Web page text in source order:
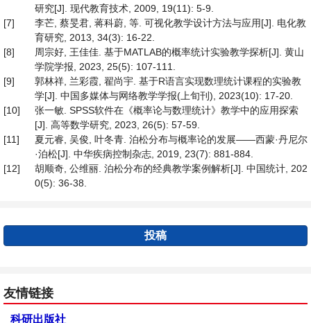
研究[J]. 现代教育技术, 2009, 19(11): 5-9.
[7]
李芒, 蔡旻君, 蒋科蔚, 等. 可视化教学设计方法与应用[J]. 电化教
育研究, 2013, 34(3): 16-22.
[8]
周宗好, 王佳佳. 基于MATLAB的概率统计实验教学探析[J]. 黄山
学院学报, 2023, 25(5): 107-111.
[9]
郭林祥, 兰彩霞, 翟尚宇. 基于R语言实现数理统计课程的实验教
学[J]. 中国多媒体与网络教学学报(上旬刊), 2023(10): 17-20.
[10]
张一敏. SPSS软件在《概率论与数理统计》教学中的应用探索
[J]. 高等数学研究, 2023, 26(5): 57-59.
[11]
夏元睿, 吴俊, 叶冬青. 泊松分布与概率论的发展——西蒙·丹尼尔
·泊松[J]. 中华疾病控制杂志, 2019, 23(7): 881-884.
[12]
胡顺奇, 公维丽. 泊松分布的经典教学案例解析[J]. 中国统计, 202
0(5): 36-38.
投稿
友情链接
科研出版社